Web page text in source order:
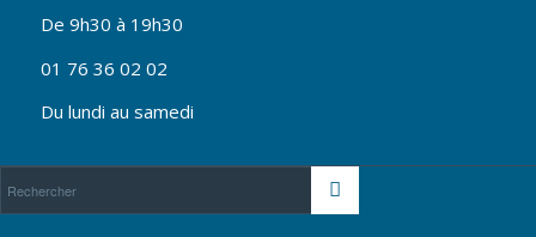
De 9h30 à 19h30
01 76 36 02 02
Du lundi au samedi